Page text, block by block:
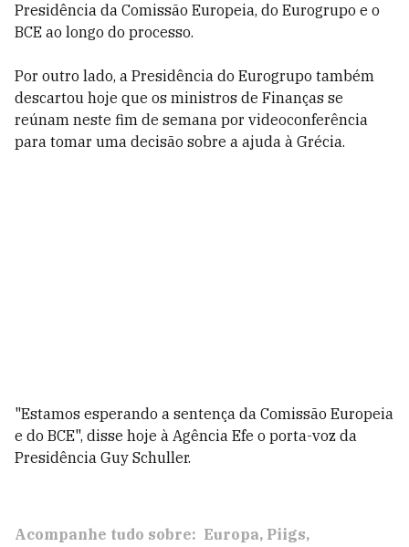
Presidência da Comissão Europeia, do Eurogrupo e o
BCE ao longo do processo.
Por outro lado, a Presidência do Eurogrupo também
descartou hoje que os ministros de Finanças se
reúnam neste fim de semana por videoconferência
para tomar uma decisão sobre a ajuda à Grécia.
"Estamos esperando a sentença da Comissão Europeia
e do BCE", disse hoje à Agência Efe o porta-voz da
Presidência Guy Schuller.
Acompanhe tudo sobre: Europa Piigs